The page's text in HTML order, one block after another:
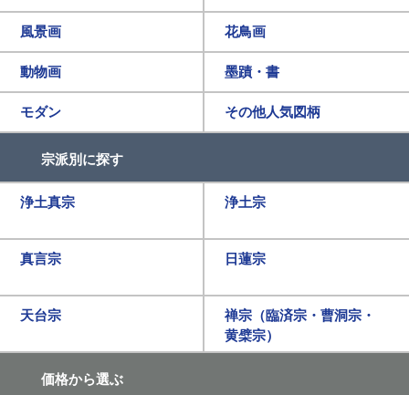
風景画 花鳥画
動物画 墨蹟・書
モダン その他人気図柄
宗派別に探す
浄土真宗 浄土宗
真言宗 日蓮宗
天台宗
禅宗（臨済宗・曹洞宗・
黄檗宗）
価格から選ぶ